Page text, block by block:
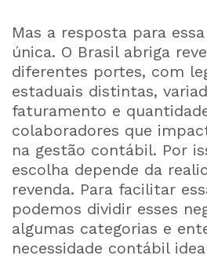
Mas a resposta para
única. O Brasil abriga
diferentes portes, com
estaduais distintas,
faturamento e
colaboradores que
na gestão contábil. Por
escolha depende da
revenda. Para facilitar
podemos dividir esses
algumas categorias e
necessidade contábil